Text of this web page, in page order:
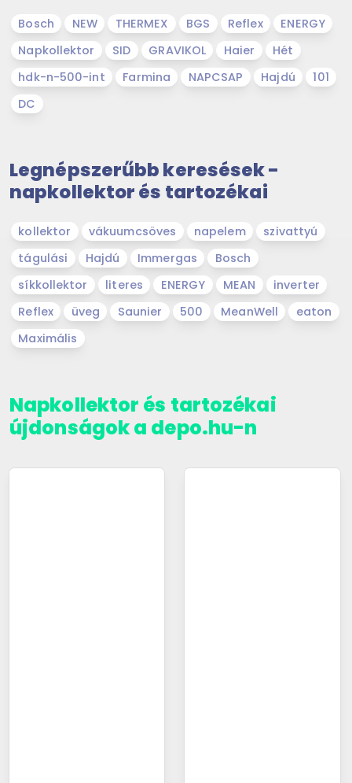
Bosch NEW THERMEX BGS Reflex
ENERGY
Napkollektor
SID GRAVIKOL Haier
Hét
hdk-n-500-int
Farmina NAPCSAP Hajdú
101
DC
Legnépszerűbb keresések -
napkollektor és tartozékai
kollektor vákuumcsöves napelem
szivattyú
tágulási
Hajdú Immergas
Bosch
síkkollektor
literes ENERGY MEAN
inverter
Reflex
üveg Saunier 500 MeanWell
eaton
Maximális
Napkollektor és tartozékai
újdonságok a depo.hu-n